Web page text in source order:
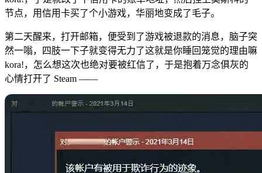
节点，用信用卡买了个小游戏，华丽地变成了毛子。
第二天醒来，打开邮箱，便受到了游戏被退款的消息，脑子突
然一嗡，四肢一下子就变得无力了这就是你睡回笼觉的理由嘛
kora!，怎么想这次也绝对要被红信了，于是抱着万念俱灰的
心情打开了 Steam ——